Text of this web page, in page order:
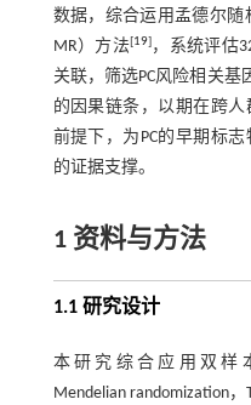
数据，综合运用孟德尔随
MR）方法[19]，系统评估
关联，筛选PC风险相关基
的因果链条，以期在跨
前提下，为PC的早期标
的证据支撑。
1 资料与方法
1.1 研究设计
本研究综合应用双样
Mendelian randomization